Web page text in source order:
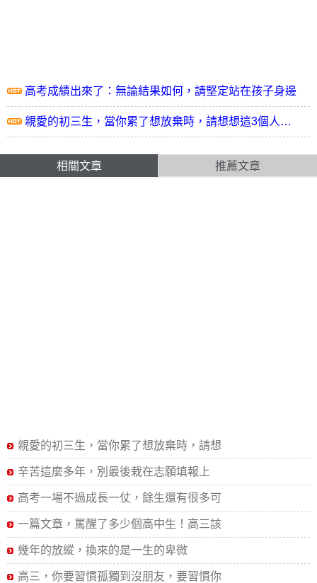
高考成績出來了：無論結果如何，請堅定站在孩子身邊
親愛的初三生，當你累了想放棄時，請想想這3個人…
相關文章 推薦文章
親愛的初三生，當你累了想放棄時，請想
辛苦這麼多年，別最後栽在志願填報上
高考一場不過成長一仗，餘生還有很多可
一篇文章，罵醒了多少個高中生！高三該
幾年的放縱，換來的是一生的卑微
高三，你要習慣孤獨到沒朋友，要習慣你